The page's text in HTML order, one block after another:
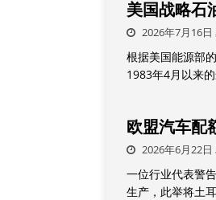
美国战略石
2026年7月16日
根据美国能源部
1983年4月以来
欧盟汽车配
2026年6月22日
一位行业代表警
生产，此举将土